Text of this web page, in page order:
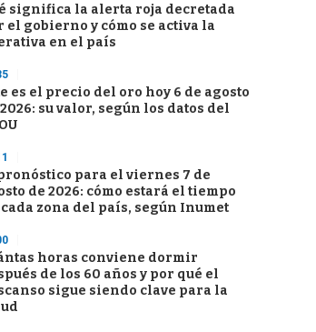
significa la alerta roja decretada
el gobierno y cómo se activa la
en el país
es el precio del oro hoy 6 de agosto
su valor, según los datos del
para el viernes 7 de
de 2026: cómo estará el tiempo
zona del país, según Inumet
horas conviene dormir
de los 60 años y por qué el
sigue siendo clave para la